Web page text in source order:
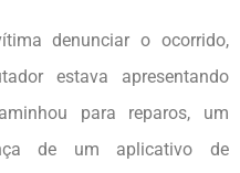
denunciar o ocorrido,
estava apresentando
para reparos, um
de um aplicativo de